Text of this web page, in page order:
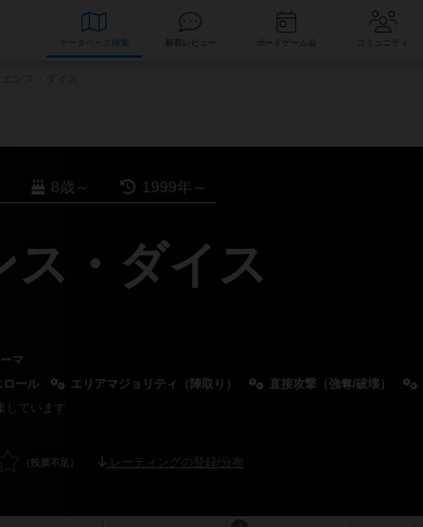
データベース
8歳～ 1999年～
ス・ダイス
マ
ロール エリアマジョリティ（陣取り） 直接攻撃（強奪/破壊）
しています
レーティングの登録/分布